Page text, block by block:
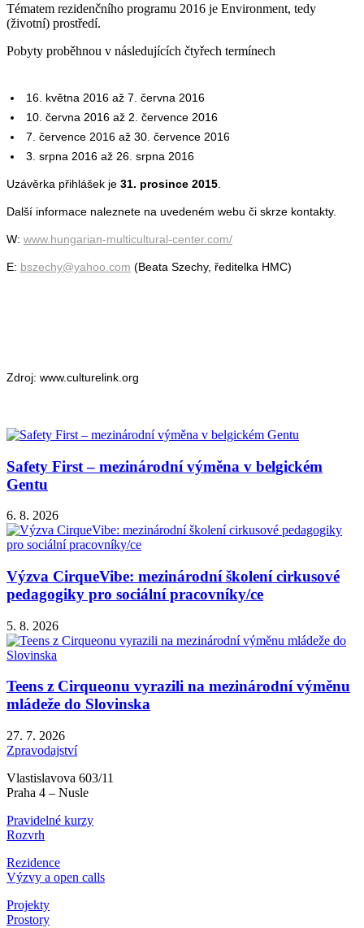
Tématem rezidenčního programu 2016 je Environment, tedy
(životní) prostředí.
Pobyty proběhnou v následujících čtyřech termínech
16. května 2016 až 7. června 2016
10. června 2016 až 2. července 2016
7. července 2016 až 30. července 2016
3. srpna 2016 až 26. srpna 2016
Uzávěrka přihlášek je 31. prosince 2015
Další informace naleznete na uvedeném webu či skrze kontakty.
W: www.hungarian-multicultural-center.com/
E: bszechy@yahoo.com (Beata Szechy, ředitelka HMC)
Zdroj: www.culturelink.org
Safety First – mezinárodní výměna v belgickém
Gentu
6. 8. 2026
Výzva CirqueVibe: mezinárodní školení cirkusové
pedagogiky pro sociální pracovníky/ce
5. 8. 2026
Teens z Cirqueonu vyrazili na mezinárodní výměnu
mládeže do Slovinska
27. 7. 2026
Zpravodajství
Vlastislavova 603/11
Praha 4 – Nusle
Pravidelné kurzy
Rozvrh
Rezidence
Výzvy a open calls
Projekty
Prostory